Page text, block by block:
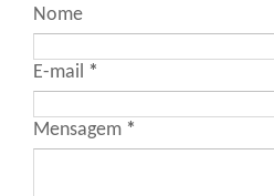
Nome
E-mail *
Mensagem *